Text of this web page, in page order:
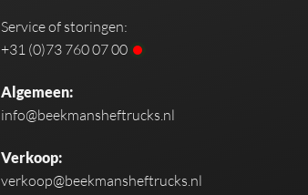
Service of storingen:
+31 (0)73 760 07 00
Algemeen:
info@beekmansheftrucks.nl
Verkoop:
verkoop@beekmansheftrucks.nl